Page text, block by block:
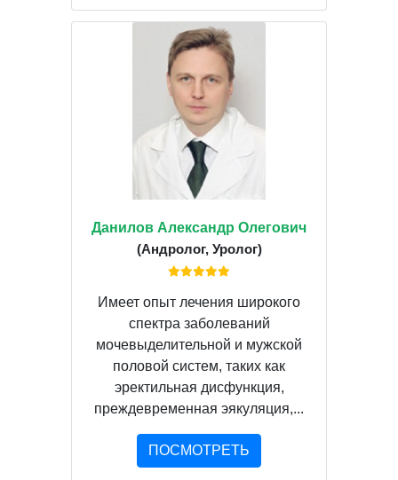
Данилов Александр Олегович
(Андролог, Уролог)
Имеет опыт лечения широкого
спектра заболеваний
мочевыделительной и мужской
половой систем, таких как
эректильная дисфункция,
преждевременная эякуляция,...
ПОСМОТРЕТЬ